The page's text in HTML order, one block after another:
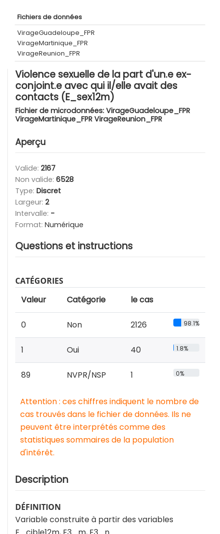
Fichiers de données
VirageGuadeloupe_FPR
VirageMartinique_FPR
VirageReunion_FPR
Violence sexuelle de la part d'un.e ex-
conjoint.e avec qui il/elle avait des
contacts (E_sex12m)
Fichier de microdonnées: VirageGuadeloupe_FPR
VirageMartinique_FPR VirageReunion_FPR
Aperçu
Valide: 2167
Non valide: 6528
Type: Discret
Largeur: 2
Intervalle: -
Format: Numérique
Questions et instructions
CATÉGORIES
Valeur Catégorie le cas
0 Non 2126 98.1%
1 Oui 40 1.8%
89 NVPR/NSP 1 0%
Attention : ces chiffres indiquent le nombre de
cas trouvés dans le fichier de données. Ils ne
peuvent être interprétés comme des
statistiques sommaires de la population
d'intérêt.
Description
DÉFINITION
Variable construite à partir des variables